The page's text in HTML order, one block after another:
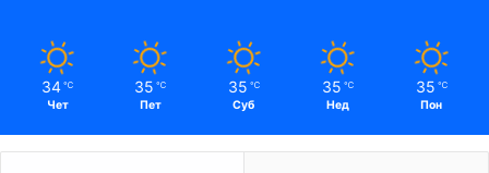
34 ℃
Чет
35 ℃
Пет
35 ℃
Суб
35 ℃
Нед
35 ℃
Пон